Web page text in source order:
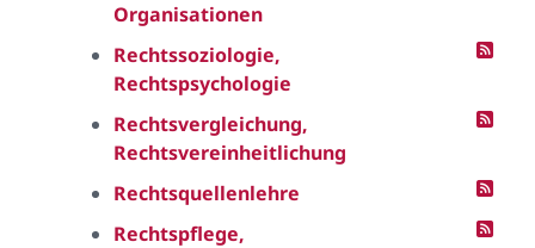
Organisationen
Rechtssoziologie,
Rechtspsychologie
Rechtsvergleichung,
Rechtsvereinheitlichung
Rechtsquellenlehre
Rechtspflege,